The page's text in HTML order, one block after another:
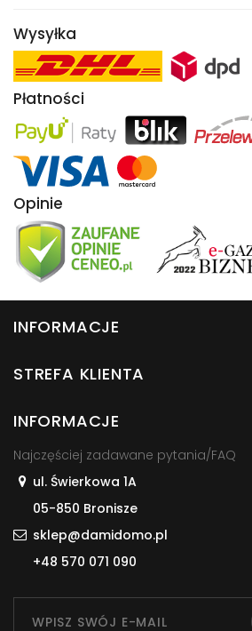
Wysyłka
Płatności
Opinie
INFORMACJE
STREFA KLIENTA
INFORMACJE
Najczęściej zadawane pytania/FAQ
ul. Świerkowa 1A
05-850 Bronisze
sklep@damidomo.pl
+48 570 071 090